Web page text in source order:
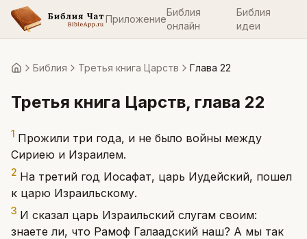
Приложение
Библия
онлайн
Библия
идеи
ГлавнаяБиблия Третья книга Царств Глава 22
Третья книга Царств, глава 22
1 Прожили три года, и не было войны между
Сириею и Израилем.
2 На третий год Иосафат, царь Иудейский, пошел
к царю Израильскому.
3 И сказал царь Израильский слугам своим:
знаете ли, что Рамоф Галаадский наш? А мы так